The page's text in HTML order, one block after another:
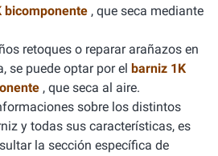
bicomponente , que seca mediante
retoques o reparar arañazos en
se puede optar por el barniz 1K
, que seca al aire.
sobre los distintos
y todas sus características, es
la sección específica de